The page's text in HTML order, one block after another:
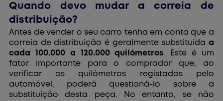
Quando devo mudar a correia de
distribuição?
Antes de vender o seu carro tenha em conta que a
correia de distribuição é geralmente substituída a
cada 100.000 a 120.000 quilómetros. Este é um
fator importante para o comprador que, ao
verificar os quilómetros registados pelo
automóvel, poderá questioná-lo sobre a
substituição desta peça. No entanto, se não